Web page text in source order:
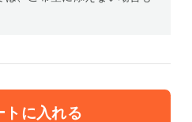
トに入れる